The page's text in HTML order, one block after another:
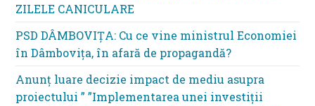
ZILELE CANICULARE
PSD DÂMBOVIȚA: Cu ce vine ministrul Economiei
în Dâmbovița, în afară de propagandă?
Anunț luare decizie impact de mediu asupra
proiectului ” ”Implementarea unei investiții